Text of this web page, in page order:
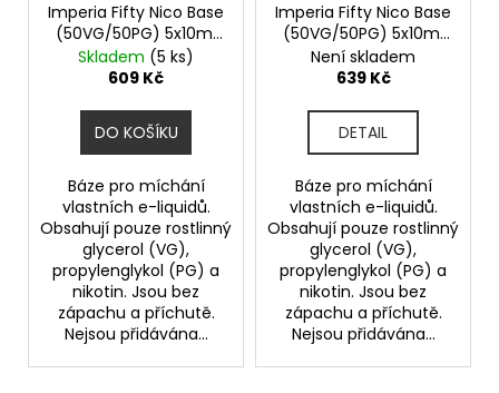
Imperia Fifty Nico Base
(50VG/50PG) 5x10ml
12mg
Skladem (5 ks)
609 Kč
DO KOŠÍKU
Báze pro míchání
vlastních e-liquidů.
Obsahují pouze rostlinný
glycerol (VG),
propylenglykol (PG) a
nikotin. Jsou bez
zápachu a příchutě.
Nejsou přidávána...
Imperia Fifty Nico Base
(50VG/50PG) 5x10ml
18mg
Není skladem
639 Kč
DETAIL
Báze pro míchání
vlastních e-liquidů.
Obsahují pouze rostlinný
glycerol (VG),
propylenglykol (PG) a
nikotin. Jsou bez
zápachu a příchutě.
Nejsou přidávána...